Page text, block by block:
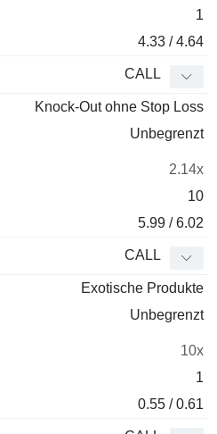
1
4.33 / 4.64
CALL
Knock-Out ohne Stop Loss
Unbegrenzt
2.14x
10
5.99 / 6.02
CALL
Exotische Produkte
Unbegrenzt
10x
1
0.55 / 0.61